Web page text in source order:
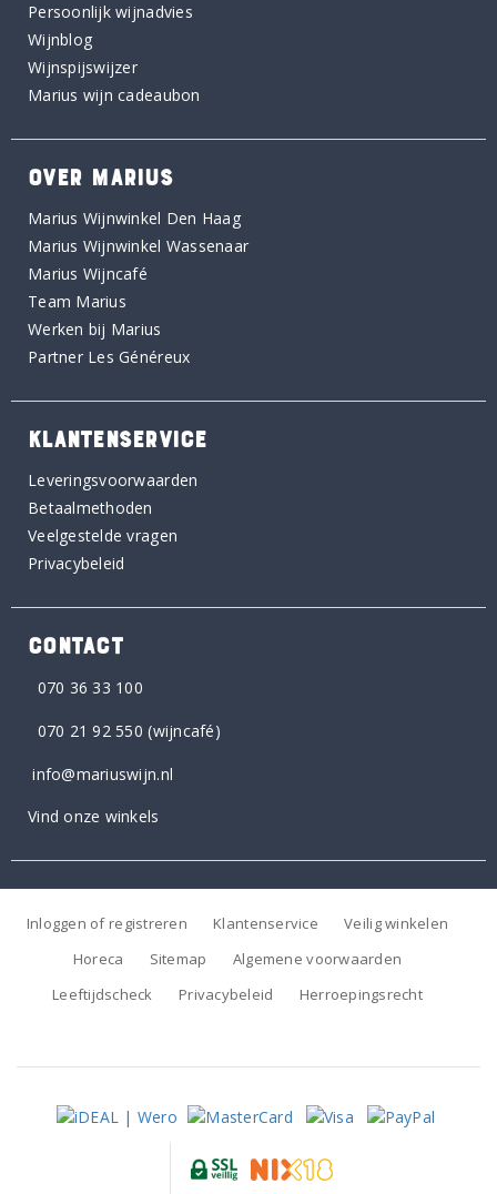
Persoonlijk wijnadvies
Wijnblog
Wijnspijswijzer
Marius wijn cadeaubon
OVER MARIUS
Marius Wijnwinkel Den Haag
Marius Wijnwinkel Wassenaar
Marius Wijncafé
Team Marius
Werken bij Marius
Partner Les Généreux
KLANTENSERVICE
Leveringsvoorwaarden
Betaalmethoden
Veelgestelde vragen
Privacybeleid
CONTACT
070 36 33 100
070 21 92 550 (wijncafé)
info@mariuswijn.nl
Vind onze winkels
Inloggen of registreren Klantenservice
Veilig winkelen
Horeca
Sitemap
Algemene voorwaarden
Leeftijdscheck
Privacybeleid Herroepingsrecht